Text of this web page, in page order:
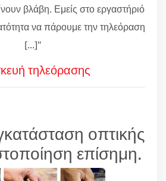
βλάβη. Εμείς στο εργαστήριό
να πάρουμε την τηλεόραση
[...]"
τηλεόρασης
οπτικής
επίσημη.